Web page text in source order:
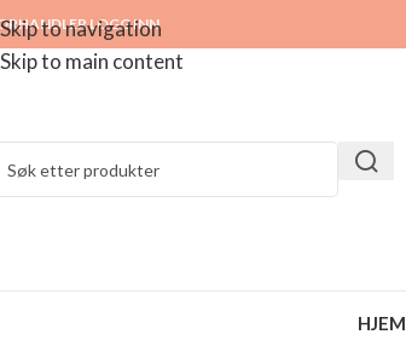
Skip to navigation
Skip to main content
LOGG INN
HJEM